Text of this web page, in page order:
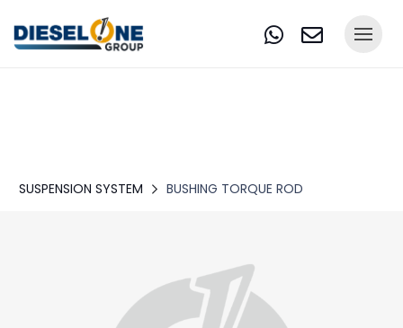
SUSPENSION SYSTEM BUSHING TORQUE ROD